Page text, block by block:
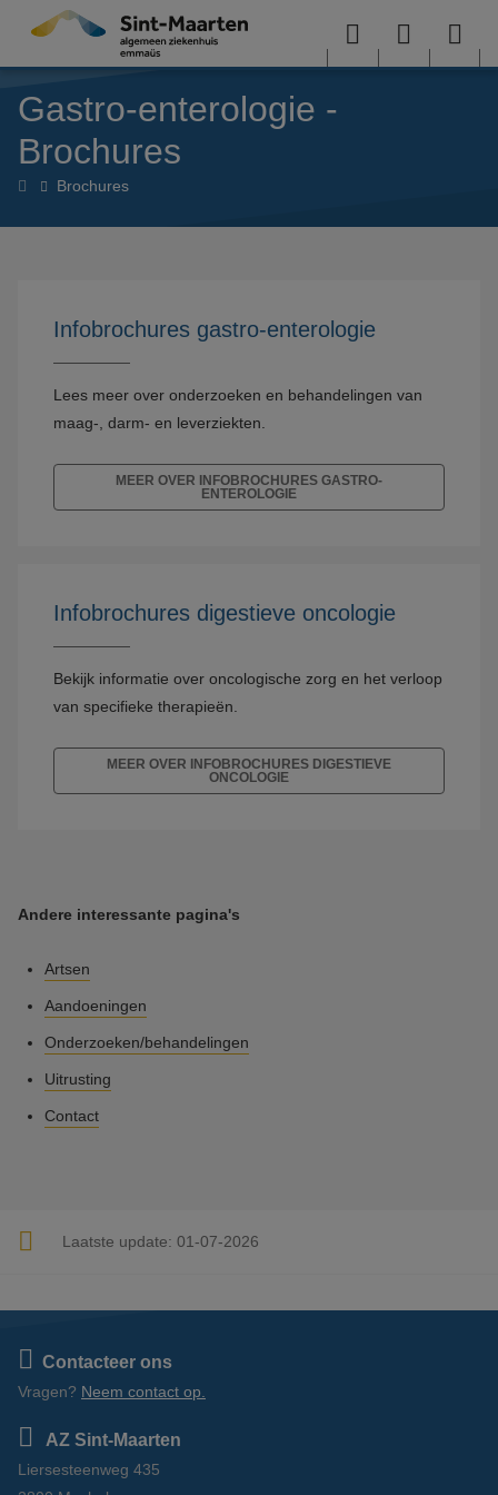
Overslaan en naar de inhoud gaan
Menu User
Gastro-enterologie -
Brochures
Gastro-
Brochures
Infobrochures gastro-enterologie
Lees meer over onderzoeken en behandelingen van
maag-, darm- en leverziekten.
MEER OVER INFOBROCHURES GASTRO-
ENTEROLOGIE
Infobrochures digestieve oncologie
Bekijk informatie over oncologische zorg en het verloop
van specifieke therapieën.
MEER OVER INFOBROCHURES DIGESTIEVE
ONCOLOGIE
Andere interessante pagina's
Artsen
Aandoeningen
Onderzoeken/behandelingen
Uitrusting
Contact
Laatste update: 01-07-2026
Contacteer ons
Vragen? Neem contact op.
AZ Sint-Maarten
Liersesteenweg 435